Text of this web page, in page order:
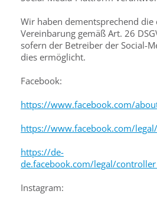
Wir haben dementsprechend
Vereinbarung gemäß Art. 26
sofern der Betreiber der Social-
dies ermöglicht.
Facebook:
https://www.facebook.com/
https://www.facebook.com/
https://de-
de.facebook.com/legal/
Instagram: